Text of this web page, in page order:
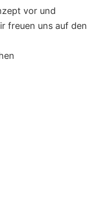
vor und
freuen uns auf den